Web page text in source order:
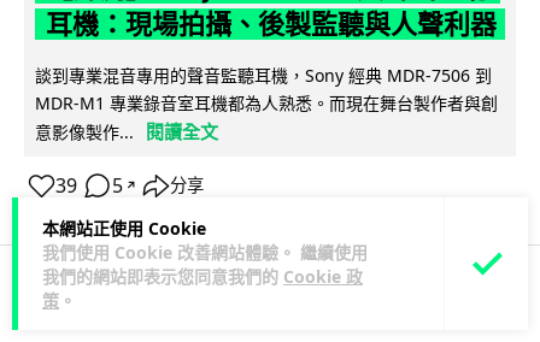
本網站正使用 Cookie
我們使用 Cookie 改善網站體驗。 繼續使用
我們的網站即表示您同意我們的 Cookie 政
策 。
耳機：現場拍攝、後製監聽與人聲利器
談到專業混音專用的聲音監聽耳機，Sony 經典 MDR-7506 到
MDR-M1 專業錄音室耳機都為人熟悉。而現在舞台製作者與創
意影像製作...
閱讀全文
39 5 ↗ 分享
科技娛樂